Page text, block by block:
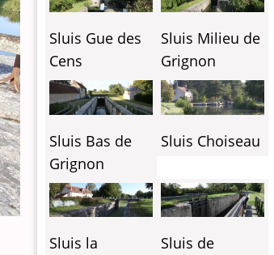
Sluis Gue des
Cens
Sluis Milieu de
Grignon
Sluis Bas de
Grignon
Sluis Choiseau
Sluis la
Sluis de